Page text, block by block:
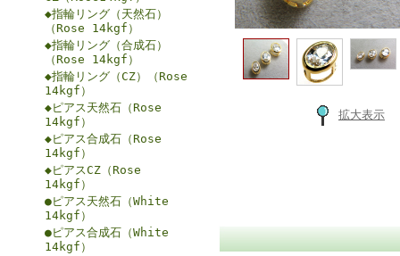
◆指輪リング（天然石）
（Rose 14kgf）
◆指輪リング（合成石）
（Rose 14kgf）
◆指輪リング（CZ）（Rose
14kgf）
◆ピアス天然石（Rose
14kgf）
◆ピアス合成石（Rose
14kgf）
◆ピアスCZ（Rose
14kgf）
●ピアス天然石（White
14kgf）
●ピアス合成石（White
14kgf）
拡大表示